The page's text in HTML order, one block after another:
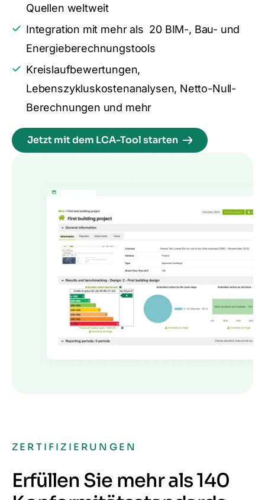
Quellen weltweit
Integration mit mehr als 20 BIM-, Bau- und
Energieberechnungstools
Kreislaufbewertungen,
Lebenszykluskostenanalysen, Netto-Null-
Berechnungen und mehr
Jetzt mit dem LCA-Tool starten
ZERTIFIZIERUNGEN
Erfüllen Sie mehr als 140